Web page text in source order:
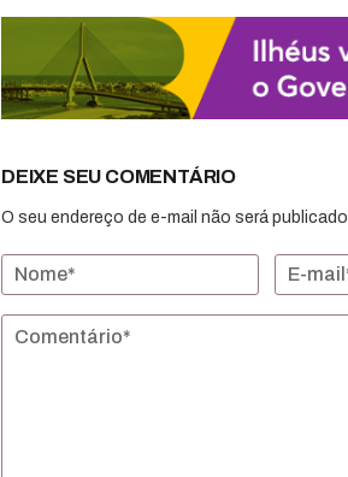
DEIXE SEU COMENTÁRIO
O seu endereço de e-mail não será publicado.